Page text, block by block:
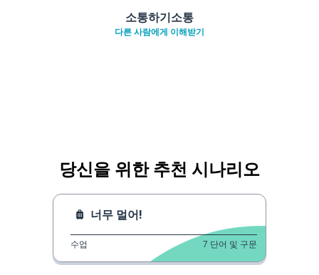
소통하기소통
다른 사람에게 이해받기
당신을 위한 추천 시나리오
너무 멀어!
수업 7 단어 및 구문